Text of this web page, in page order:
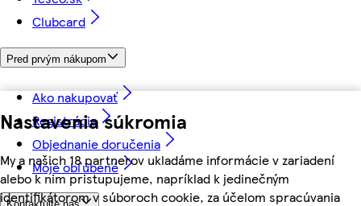
Nastavenia súkromia
My a našich 18 partnerov ukladáme informácie v zariadení
alebo k nim pristupujeme, napríklad k jedinečným
identifikátorom v súboroch cookie, za účelom spracúvania
Clubcard
Pred prvým nákupom
Ako nakupovať
Registrácia
Objednanie doručenia
Moje obľúbené